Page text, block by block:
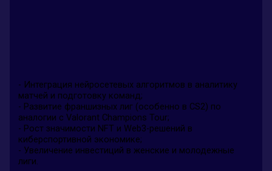
- Интеграция нейросетевых алгоритмов в аналитику
матчей и подготовку команд;
- Развитие франшизных лиг (особенно в CS2) по
аналогии с Valorant Champions Tour;
- Рост значимости NFT и Web3-решений в
киберспортивной экономике;
- Увеличение инвестиций в женские и молодежные
лиги.